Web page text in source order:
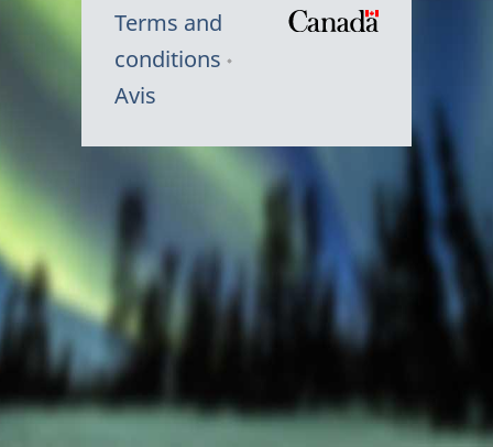
Terms and
conditions
Avis
Canada